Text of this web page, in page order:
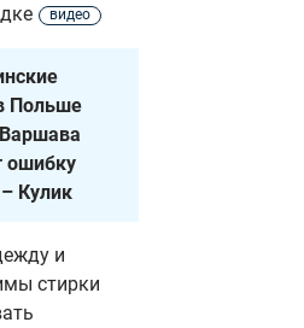
видео
Польше
ошибку
Кулик
и
стирки